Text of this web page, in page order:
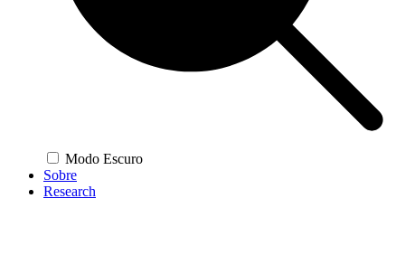
Modo Escuro
Sobre
Research